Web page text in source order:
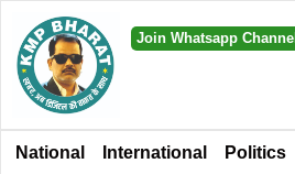
Join Whatsapp Channel
National International Politics